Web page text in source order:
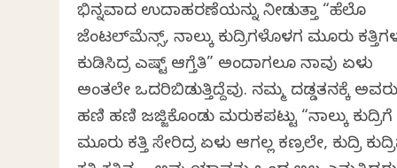
ಭಿನ್ನವಾದ ಉದಾಹರಣೆಯನ್ನು ನೀಡುತ್ತಾ “ಹೆಲೊ
ಜೆಂಟಲ್‌ಮೆನ್ಸ್, ನಾಲ್ಕು ಕುದ್ರಿಗಳೊಳಗ ಮೂರು
ಕುಡಿಸಿದ್ರ ಎಷ್ಟ್ ಆಗ್ತೆತಿ” ಅಂದಾಗಲೂ ನಾವು ಏಳು
ಅಂತಲೇ ಒದರಿಬಿಡುತ್ತಿದ್ದೆವು. ನಮ್ಮ ದಡ್ಡತನಕ್ಕೆ ಅವರು
ಹಣಿ ಹಣಿ ಜಜ್ಜಿಕೊಂಡು ಮರುಕಪಟ್ಟು “ನಾಲ್ಕು ಕುದ್ರಿಗೆ
ಮೂರು ಕತ್ತಿ ಸೇರಿದ್ರ ಏಳು ಆಗಲ್ಲ ಕಣ್ರಲೇ, ಕುದ್ರಿ